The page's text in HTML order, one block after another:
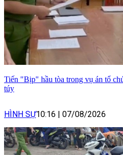
Tiến "Bịp" hầu tòa trong vụ án tổ
túy
HÌNH SỰ10:16 | 07/08/2026